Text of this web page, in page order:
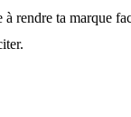
rendre ta marque